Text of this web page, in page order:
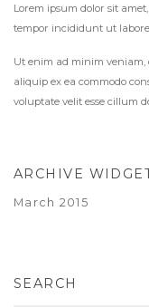
Lorem ipsum dolor sit
tempor incididunt ut
Ut enim ad minim
aliquip ex ea commodo
voluptate velit esse cillum
ARCHIVE
March 2015
SEARCH